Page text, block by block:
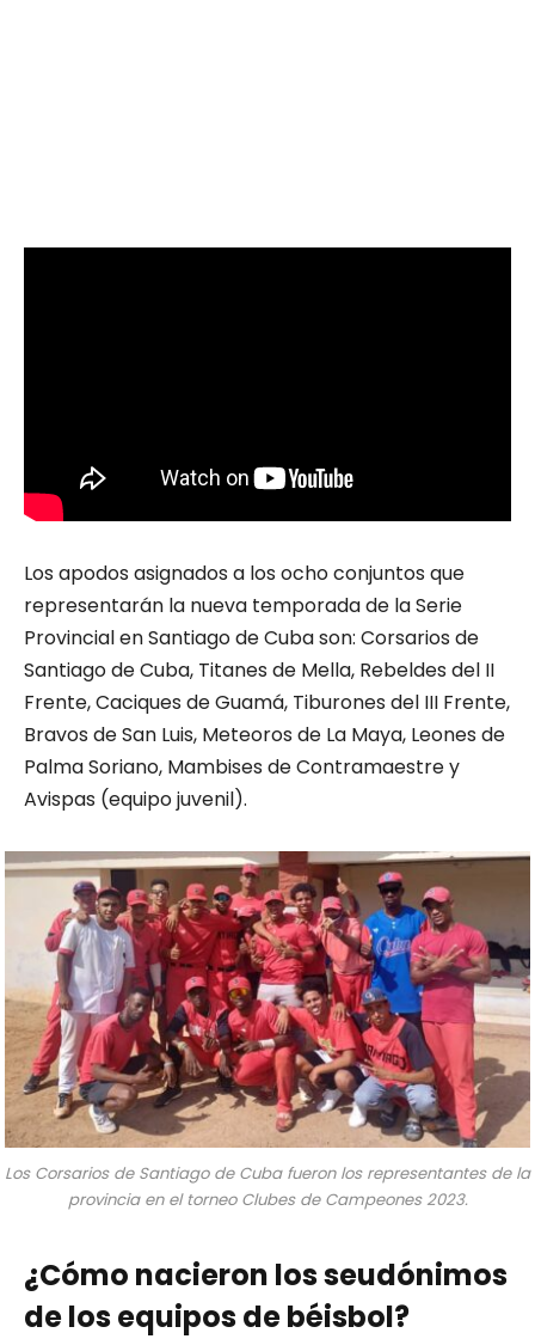
Los apodos asignados a los ocho conjuntos que
representarán la nueva temporada de la Serie
Provincial en Santiago de Cuba son: Corsarios de
Santiago de Cuba, Titanes de Mella, Rebeldes del II
Frente, Caciques de Guamá, Tiburones del III Frente,
Bravos de San Luis, Meteoros de La Maya, Leones de
Palma Soriano, Mambises de Contramaestre y
Avispas (equipo juvenil).
Los Corsarios de Santiago de Cuba fueron los representantes de la
provincia en el torneo Clubes de Campeones 2023.
¿Cómo nacieron los seudónimos
de los equipos de béisbol?